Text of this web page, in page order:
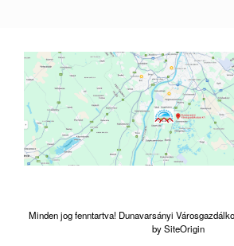
Minden jog fenntartva! Dunavarsányi
bySiteOrigin